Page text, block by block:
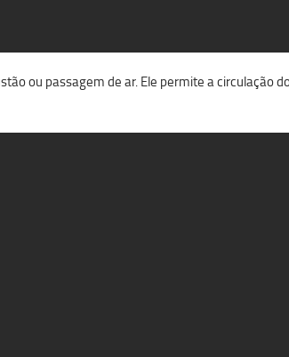
ou passagem de ar. Ele permite a circulação